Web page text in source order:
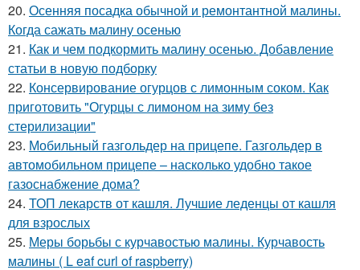
20. Осенняя посадка обычной и ремонтантной малины.
Когда сажать малину осенью
21. Как и чем подкормить малину осенью. Добавление
статьи в новую подборку
22. Консервирование огурцов с лимонным соком. Как
приготовить "Огурцы с лимоном на зиму без
стерилизации"
23. Мобильный газгольдер на прицепе. Газгольдер в
автомобильном прицепе – насколько удобно такое
газоснабжение дома?
24. ТОП лекарств от кашля. Лучшие леденцы от кашля
для взрослых
25. Меры борьбы с курчавостью малины. Курчавость
малины ( L eaf curl of raspberry)